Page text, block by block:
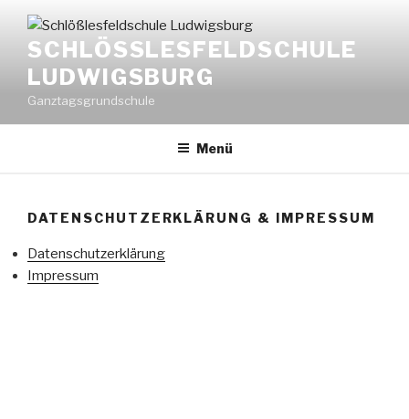
Inhalt
springenSCHLÖSSLESFELDSCHULE L
UDWIGSBURG
Ganztagsgrundschule
Menü
DATENSCHUTZERKLÄRUNG & IMPRESSUM
Datenschutzerklärung
Impressum